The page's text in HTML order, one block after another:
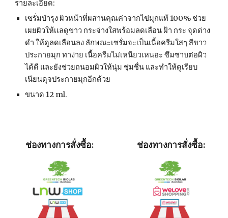
รายละเอียด:
เซรั่มบำรุง ผิวหน้าที่ผสานคุณค่าจากไข่มุกแท้ 100% ช่วย
เผยผิวให้เเลดูขาว กระจ่างใสพร้อมลดเลือน ฝ้า กระ จุดด่าง
ดำ ให้ดูลดเลือนลง ลักษณะเซรั่มจะเป็นเนื้อครีมใสๆ สีขาว
ประกายมุก ทาง่าย เนื้อครีมไม่เหนียวเหนอะ ซึมซาบต่อผิว
ได้ดี และยังช่วยถนอมผิวให้นุ่ม ชุ่มชื่น และทำให้ดูเรียบ
เนียนดุจประกายมุกอีกด้วย
ขนาด 12 ml.
ช่องทางการสั่งซื้อ: ช่องทางการสั่งซื้อ: